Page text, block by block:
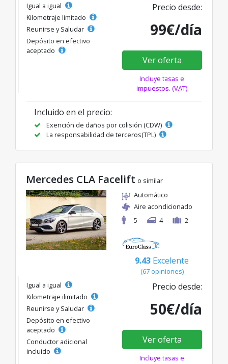
Igual a igual
Kilometraje limitado
Reunirse y Saludar
Depósito en efectivo
aceptado
Precio desde:
99€/día
Ver oferta
Incluye tasas e
impuestos. (VAT)
Incluido en el precio:
Exención de daños por colisión (CDW)
La responsabilidad de terceros(TPL)
Mercedes CLA Facelift o similar
Automático
Aire acondicionado
5
4 2
9.43 Excelente
(67 opiniones)
Igual a igual
Kilometraje ilimitado
Reunirse y Saludar
Depósito en efectivo
aceptado
Conductor adicional
incluido
Precio desde:
50€/día
Ver oferta
Incluye tasas e